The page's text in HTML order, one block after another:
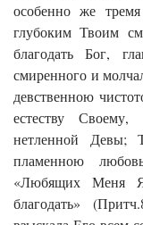
особенно же
глубоким Твоим
благодать Бог,
смиренного и
девственною
естеству
нетленной Девы;
пламенною
«Любящих Меня
благодать»